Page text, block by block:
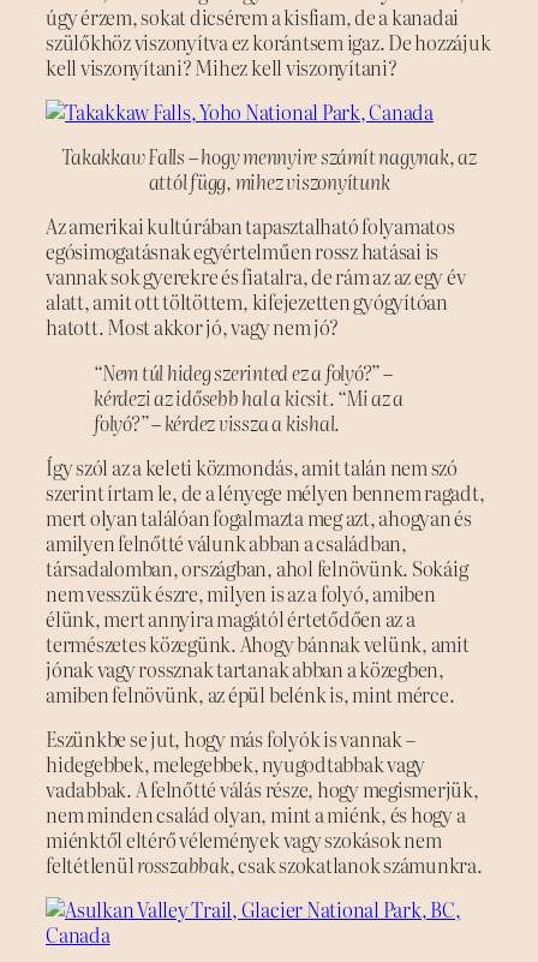
úgy érzem, sokat dicsérem a kisfiam, de a kanadai
szülőkhöz viszonyítva ez korántsem igaz. De hozzájuk
kell viszonyítani? Mihez kell viszonyítani?
Takakkaw Falls – hogy mennyire számít nagynak, az
attól függ, mihez viszonyítunk
Az amerikai kultúrában tapasztalható folyamatos
egósimogatásnak egyértelműen rossz hatásai is
vannak sok gyerekre és fiatalra, de rám az az egy év
alatt, amit ott töltöttem, kifejezetten gyógyítóan
hatott. Most akkor jó, vagy nem jó?
“Nem túl hideg szerinted ez a folyó?” –
kérdezi az idősebb hal a kicsit. “Mi az a
folyó?” – kérdez vissza a kishal.
Így szól az a keleti közmondás, amit talán nem szó
szerint írtam le, de a lényege mélyen bennem ragadt,
mert olyan találóan fogalmazta meg azt, ahogyan és
amilyen felnőtté válunk abban a családban,
társadalomban, országban, ahol felnövünk. Sokáig
nem vesszük észre, milyen is az a folyó, amiben
élünk, mert annyira magától értetődően az a
természetes közegünk. Ahogy bánnak velünk, amit
jónak vagy rossznak tartanak abban a közegben,
amiben felnövünk, az épül belénk is, mint mérce.
Eszünkbe se jut, hogy más folyók is vannak –
hidegebbek, melegebbek, nyugodtabbak vagy
vadabbak. A felnőtté válás része, hogy megismerjük,
nem minden család olyan, mint a miénk, és hogy a
miénktől eltérő vélemények vagy szokások nem
feltétlenülrosszabbak, csak szokatlanok számunkra.